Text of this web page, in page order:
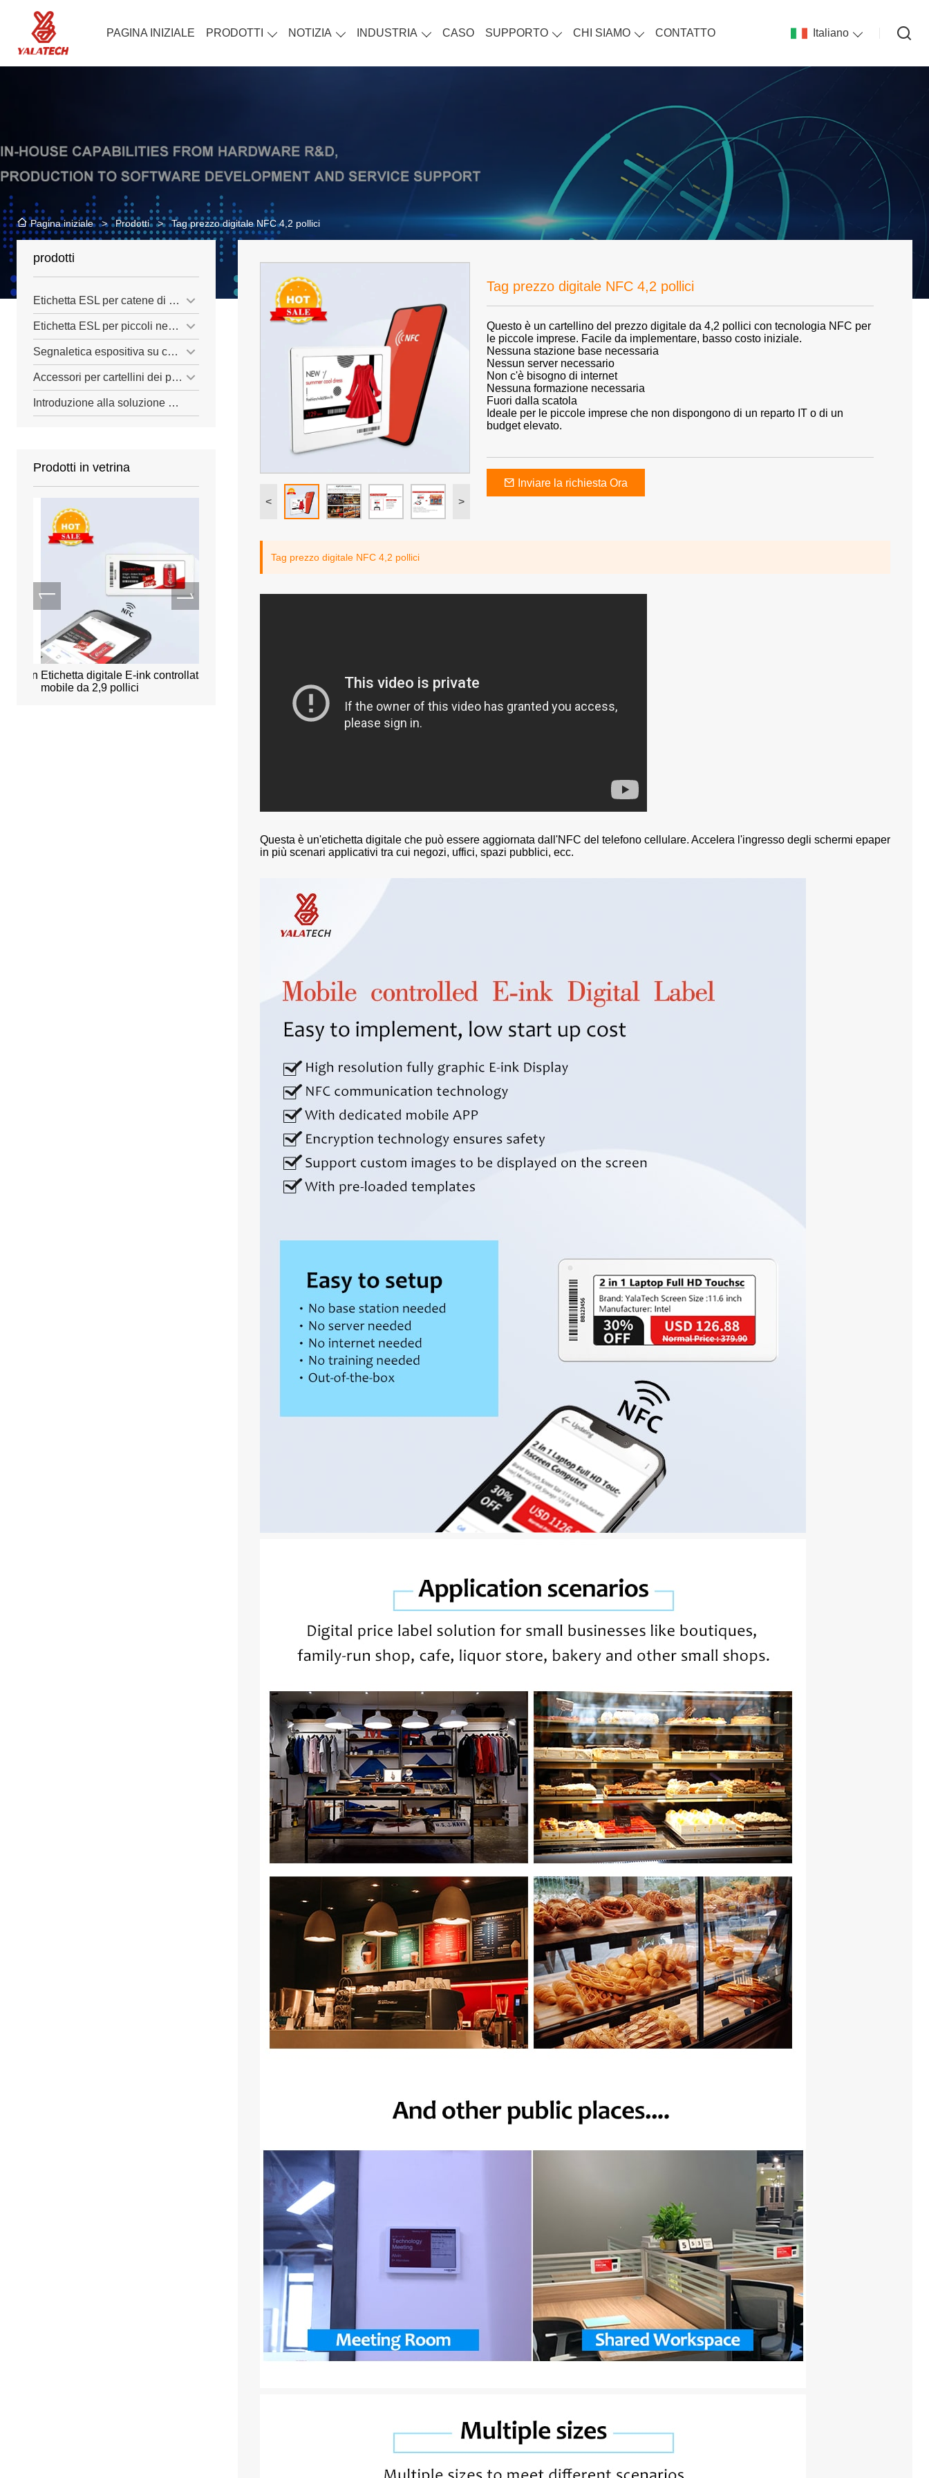
PAGINA INIZIALE PRODOTTI NOTIZIA INDUSTRIA CASO SUPPORTO CHI SIAMO CONTATTO Italiano
Pagina iniziale > Prodotti > Tag prezzo digitale NFC 4,2 pollici
prodotti
Etichetta ESL per catene di negozi
Etichetta ESL per piccoli negozi
Segnaletica espositiva su carta elettronica
Accessori per cartellini dei prezzi ESL
Introduzione alla soluzione ESL
Prodotti in vetrina
Etichetta digitale E-ink controllata
mobile da 2,9 pollici
prenotazione degli uffici
Etichetta da scaffale elettronica
da 1,54 pollici
< >
Tag prezzo digitale NFC 4,2 pollici
Questo è un cartellino del prezzo digitale da 4,2 pollici con tecnologia NFC per
le piccole imprese. Facile da implementare, basso costo iniziale.
Nessuna stazione base necessaria
Nessun server necessario
Non c'è bisogno di internet
Nessuna formazione necessaria
Fuori dalla scatola
Ideale per le piccole imprese che non dispongono di un reparto IT o di un
budget elevato.
Inviare la richiesta Ora
Tag prezzo digitale NFC 4,2 pollici
Questa è un'etichetta digitale che può essere aggiornata dall'NFC del telefono cellulare. Accelera l'ingresso degli schermi epaper
in più scenari applicativi tra cui negozi, uffici, spazi pubblici, ecc.